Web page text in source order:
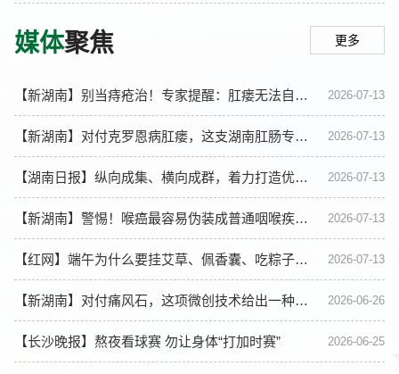
媒体聚焦 更多
2026-07-13
【新湖南】别当痔疮治！专家提醒：肛瘘无法自愈，不要拖延！
2026-07-13
【新湖南】对付克罗恩病肛瘘，这支湖南肛肠专科团队有“新打法”
2026-07-13
【湖南日报】纵向成集、横向成群，着力打造优势专科集群——湖南中医肛肠专科：守好健康的隐秘战场
2026-07-13
【新湖南】警惕！喉癌最容易伪装成普通咽喉疾病……
2026-07-13
【红网】端午为什么要挂艾草、佩香囊、吃粽子？答案都藏在中医里
2026-06-26
【新湖南】对付痛风石，这项微创技术给出一种新选择
2026-06-25
【长沙晚报】熬夜看球赛 勿让身体“打加时赛”